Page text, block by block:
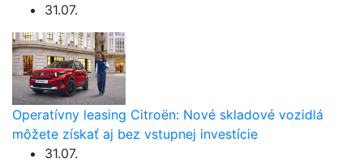
31.07.
Operatívny leasing Citroën: Nové skladové vozidlá
môžete získať aj bez vstupnej investície
31.07.